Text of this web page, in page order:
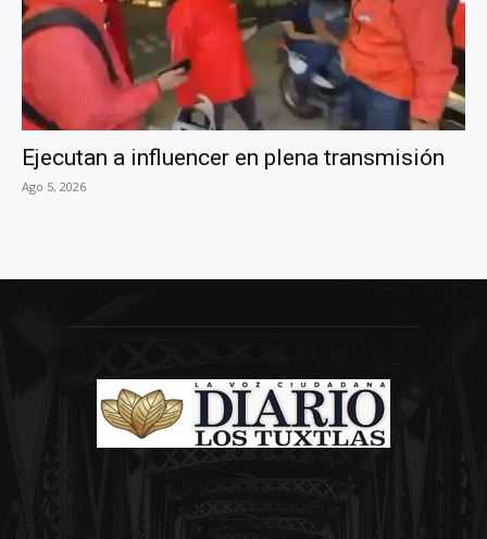
Ejecutan a influencer en plena transmisión
Ago 5, 2026